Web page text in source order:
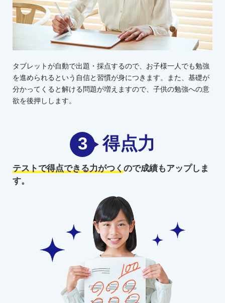
タブレットが自動で出題・採点するので、お子様一人でも勉強
を進められるという自信と習慣が身につきます。また、基礎が
分かってくると解ける問題が増えますので、子供の勉強への意
欲を後押しします。
3 得点力
テストで得点できる力がつくので成績もアップしま
す。